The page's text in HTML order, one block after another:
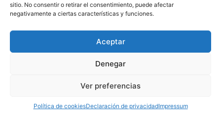
sitio. No consentir o retirar el consentimiento, puede afectar
negativamente a ciertas características y funciones.
Aceptar
Denegar
Ver preferencias
Política de cookiesDeclaración de privacidadImpressum
910 607 564
derechos reservados